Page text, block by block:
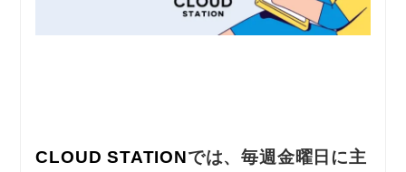
CLOUD STATIONでは、毎週金曜日に主